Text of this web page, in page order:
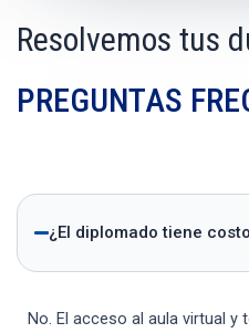
Resolvemos tus
PREGUNTAS
¿El diplomado tiene
No. El acceso al aula virtual y